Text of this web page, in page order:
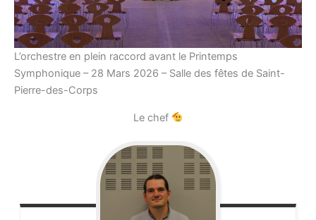
L’orchestre en plein raccord avant le Printemps
Symphonique – 28 Mars 2026 – Salle des fêtes de Saint-
Pierre-des-Corps
Le chef